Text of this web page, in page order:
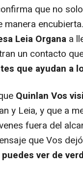
que no
encubierta.
Leia Organa a
un contacto
que ayudan a
Quinlan Vos
y Leia, y que a
fuera del
que Vos
ver de